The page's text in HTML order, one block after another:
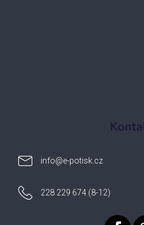
info@e-potisk.cz
228 229 674 (8-12)